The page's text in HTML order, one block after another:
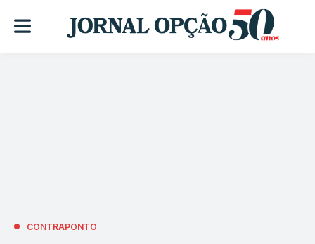
CONTRAPONTO